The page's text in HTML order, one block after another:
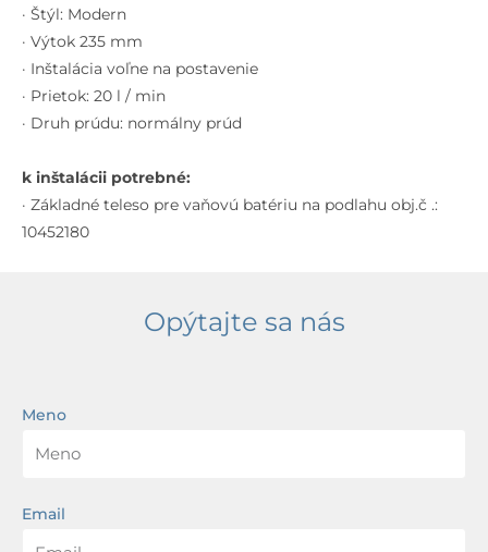
podlahu,
chróm
· Štýl: Modern
· Výtok 235 mm
· Inštalácia voľne na postavenie
· Prietok: 20 l / min
· Druh prúdu: normálny prúd
k inštalácii potrebné:
· Základné teleso pre vaňovú batériu na podlahu obj.č .:
10452180
Opýtajte sa nás
Meno
Email